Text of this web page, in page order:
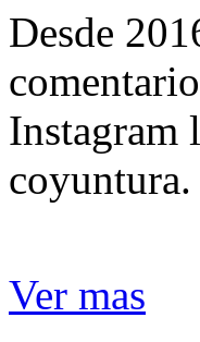
Desde
Instagram
coyuntura.
Ver mas